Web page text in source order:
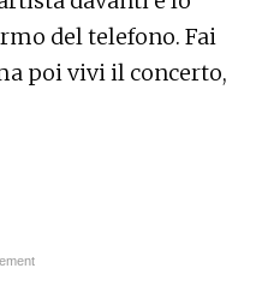
del telefono. Fai
poi vivi il concerto,